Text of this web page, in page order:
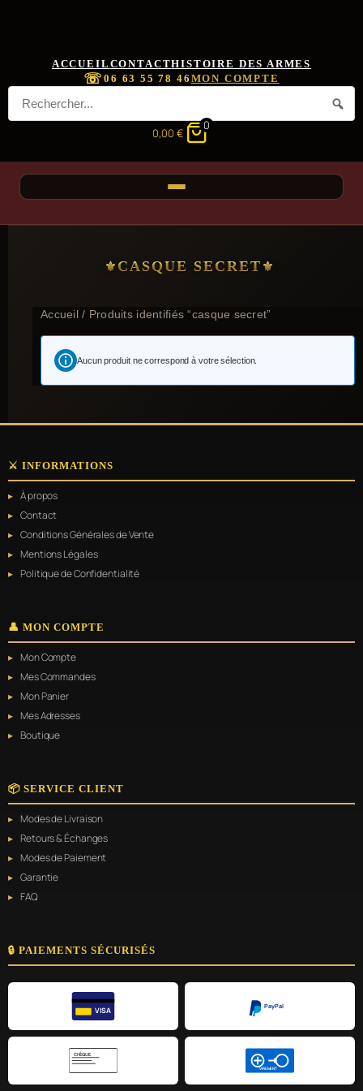
ACCUEIL CONTACTHISTOIRE DES ARMES
☏06 63 55 78 46 MON COMPTE
0,00 €
0
CASQUE SECRET
Accueil/ Produits identifiés “casque secret”
Aucun produit ne correspond à votre sélection.
⚔️ INFORMATIONS
À propos
Contact
Conditions Générales de Vente
Mentions Légales
Politique de Confidentialité
👤 MON COMPTE
Mon Compte
Mes Commandes
Mon Panier
Mes Adresses
Boutique
📦 SERVICE CLIENT
Modes de Livraison
Retours & Échanges
Modes de Paiement
Garantie
FAQ
🔒 PAIEMENTS SÉCURISÉS
VISA
PayPal
CHÈQUE
VIREMENT